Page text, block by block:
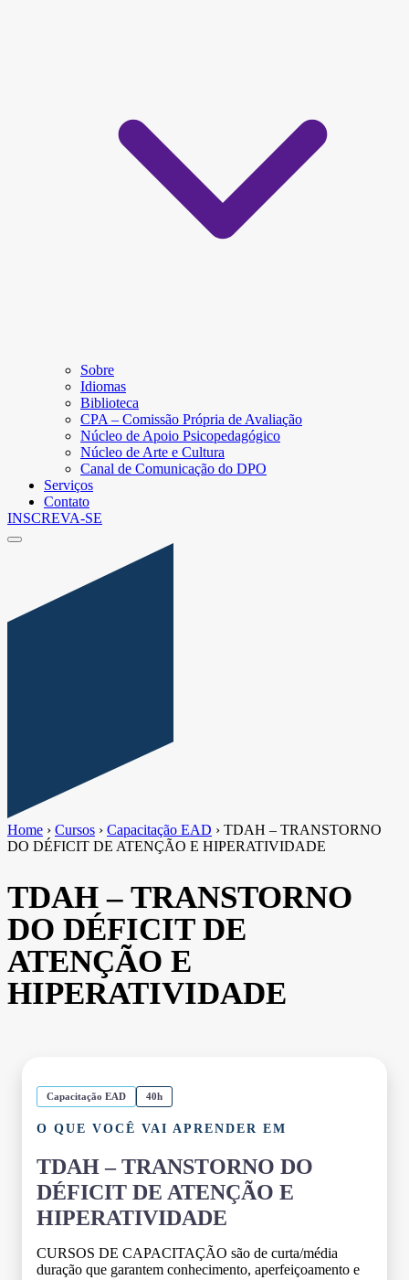
Sobre
Idiomas
Biblioteca
CPA – Comissão Própria de Avaliação
Núcleo de Apoio Psicopedagógico
Núcleo de Arte e Cultura
Canal de Comunicação do DPO
Serviços
Contato
INSCREVA-SE
Home › Cursos › Capacitação EAD › TDAH – TRANSTORNO
DO DÉFICIT DE ATENÇÃO E HIPERATIVIDADE
TDAH – TRANSTORNO
DO DÉFICIT DE
ATENÇÃO E
HIPERATIVIDADE
Capacitação EAD 40h
O QUE VOCÊ VAI APRENDER EM
TDAH – TRANSTORNO DO
DÉFICIT DE ATENÇÃO E
HIPERATIVIDADE
CURSOS DE CAPACITAÇÃO são de curta/média
duração que garantem conhecimento, aperfeiçoamento e